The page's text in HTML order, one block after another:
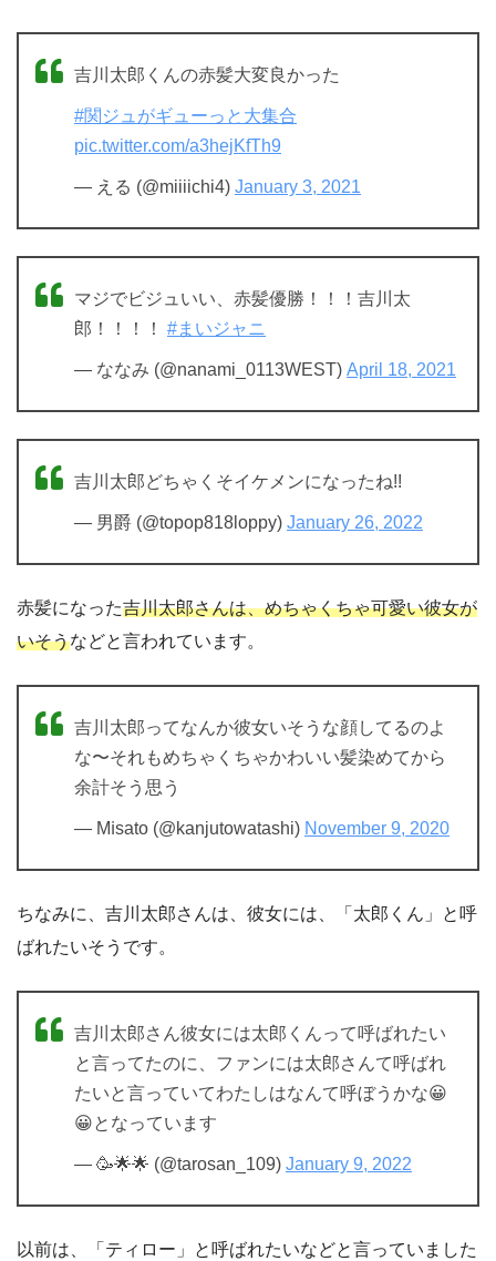
吉川太郎くんの赤髪大変良かった
#関ジュがギューっと大集合
pic.twitter.com/a3hejKfTh9
— える (@miiiichi4) January 3, 2021
マジでビジュいい、赤髪優勝！！！吉川太
郎！！！！ #まいジャニ
— ななみ (@nanami_0113WEST) April 18, 2021
吉川太郎どちゃくそイケメンになったね!!
— 男爵 (@topop818loppy) January 26, 2022
赤髪になった吉川太郎さんは、めちゃくちゃ可愛い彼女が
いそうなどと言われています。
吉川太郎ってなんか彼女いそうな顔してるのよ
な〜それもめちゃくちゃかわいい髪染めてから
余計そう思う
— Mℹ️sato (@kanjutowatashi) November 9, 2020
ちなみに、吉川太郎さんは、彼女には、「太郎くん」と呼
ばれたいそうです。
吉川太郎さん彼女には太郎くんって呼ばれたい
と言ってたのに、ファンには太郎さんて呼ばれ
たいと言っていてわたしはなんて呼ぼうかな😀
😀となっています
— 🥳🌟🌟 (@tarosan_109) January 9, 2022
以前は、「ティロー」と呼ばれたいなどと言っていました